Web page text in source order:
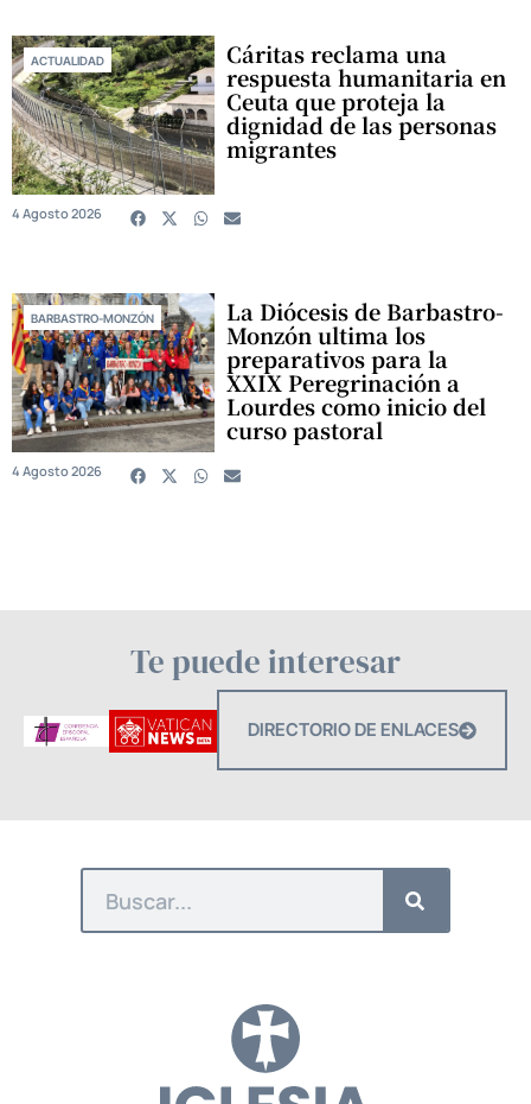
ACTUALIDAD Cáritas reclama una
respuesta humanitaria en
Ceuta que proteja la
dignidad de las personas
migrantes
4 Agosto 2026
BARBASTRO-MONZÓN La Diócesis de Barbastro-
Monzón ultima los
preparativos para la
XXIX Peregrinación a
Lourdes como inicio del
curso pastoral
4 Agosto 2026
Te puede interesar
DIRECTORIO DE ENLACES